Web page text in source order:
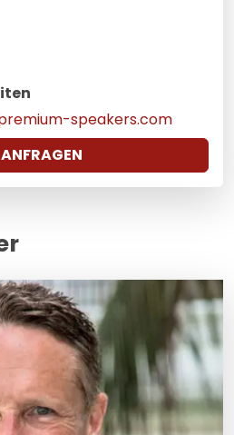
speakers.com
ANFRAGEN